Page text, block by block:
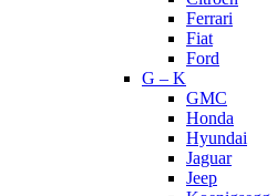
Ferrari
Fiat
Ford
G – K
GMC
Honda
Hyundai
Jaguar
Jeep